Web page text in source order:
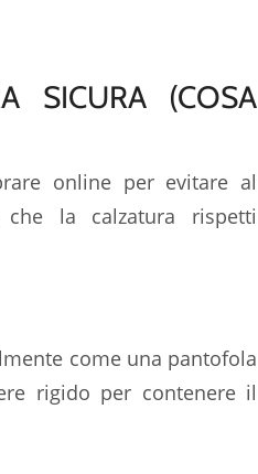
SICURA (COSA
online per evitare al
la calzatura rispetti
come una pantofola
rigido per contenere il